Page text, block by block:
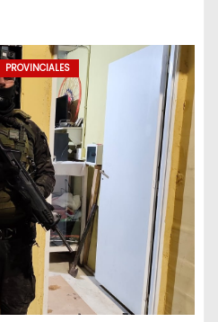
PROVINCIALES